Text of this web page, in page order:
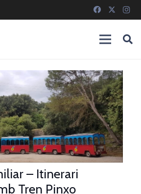
– Itinerari
Tren Pinxo